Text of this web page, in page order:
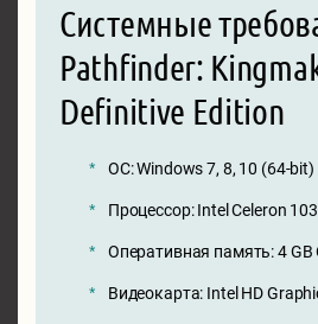
Системные
Pathfinder:
Definitive Edition
ОС: Windows 7, 8, 10 (64-bit)
Процессор: Intel Celeron
Оперативная память: 4
Видеокарта: Intel HD